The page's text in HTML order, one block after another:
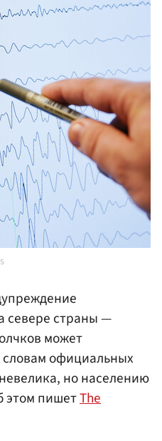
севере страны —
может
словам официальных
но населению
этом пишетThe